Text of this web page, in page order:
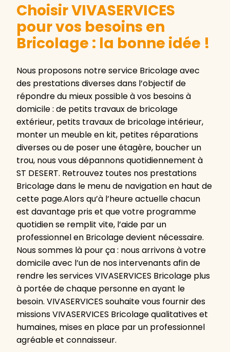
Choisir VIVASERVICES
pour vos besoins en
Bricolage : la bonne idée !
Nous proposons notre service Bricolage avec
des prestations diverses dans l’objectif de
répondre du mieux possible à vos besoins à
domicile : de petits travaux de bricolage
extérieur, petits travaux de bricolage intérieur,
monter un meuble en kit, petites réparations
diverses ou de poser une étagère, boucher un
trou, nous vous dépannons quotidiennement à
ST DESERT. Retrouvez toutes nos prestations
Bricolage dans le menu de navigation en haut de
cette page.Alors qu’à l’heure actuelle chacun
est davantage pris et que votre programme
quotidien se remplit vite, l’aide par un
professionnel en Bricolage devient nécessaire.
Nous sommes là pour ça : nous arrivons à votre
domicile avec l’un de nos intervenants afin de
rendre les services VIVASERVICES Bricolage plus
à portée de chaque personne en ayant le
besoin. VIVASERVICES souhaite vous fournir des
missions VIVASERVICES Bricolage qualitatives et
humaines, mises en place par un professionnel
agréable et connaisseur.